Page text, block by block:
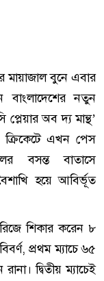
মায়াজাল বুনে এবার
বাংলাদেশের নতুন
প্লেয়ার অব দ্য মান্থ’
ক্রিকেটে এখন পেস
বসন্ত বাতাসে
হয়ে আবির্ভূত
শিকার করেন ৮
প্রথম ম্যাচে ৬৫
দ্বিতীয় ম্যাচেই